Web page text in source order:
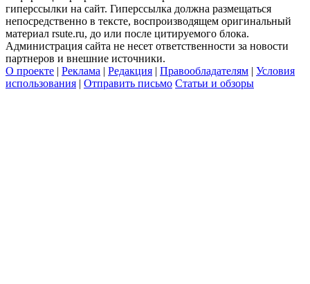
гиперссылки на сайт. Гиперссылка должна размещаться
непосредственно в тексте, воспроизводящем оригинальный
материал rsute.ru, до или после цитируемого блока.
Администрация сайта не несет ответственности за новости
партнеров и внешние источники.
О проекте | Реклама | Редакция | Правообладателям | Условия
использования | Отправить письмо Статьи и обзоры